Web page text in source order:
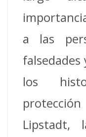
a las
falsedades
los
Lipstadt,